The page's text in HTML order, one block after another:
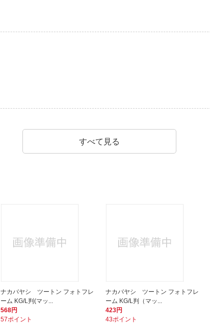
すべて見る
ナカバヤシ ツートン フォトフレ
ーム KG/L判(マッ...
568円
57ポイント
ナカバヤシ ツートン フォトフレ
ーム KG/L判（マッ...
423円
43ポイント